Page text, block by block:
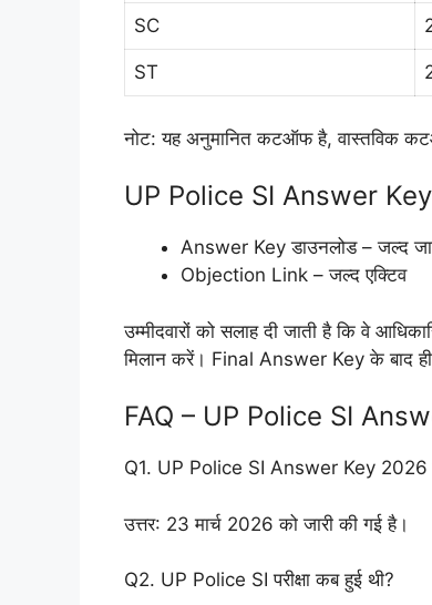
SC
ST
नोट: यह अनुमानित कटऑफ है, वास्तविक
UP Police SI Answer
Answer Key डाउनलोड – जल्द
Objection Link – जल्द एक्टिव
उम्मीदवारों को सलाह दी जाती है कि वे
मिलान करें। Final Answer Key के बाद ही
FAQ – UP Police SI
Q1. UP Police SI Answer Key 2026
उत्तर: 23 मार्च 2026 को जारी की गई है।
Q2. UP Police SI परीक्षा कब हुई थी?